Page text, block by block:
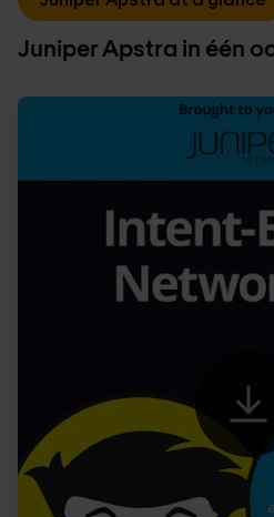
Juniper Apstra in één